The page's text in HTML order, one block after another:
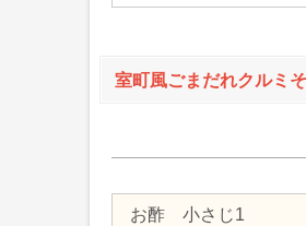
室町風ごまだれクルミ
お酢 小さじ1